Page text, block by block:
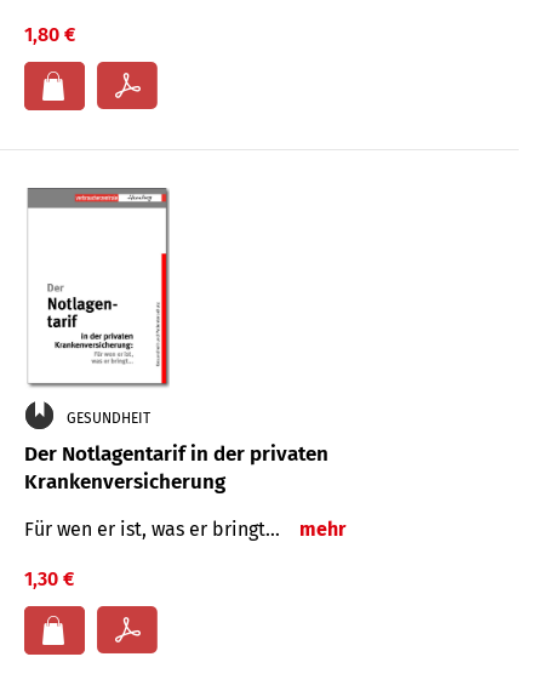
1,80 €
GESUNDHEIT
Der Notlagentarif in der privaten
Krankenversicherung
Für wen er ist, was er bringt… mehr
1,30 €